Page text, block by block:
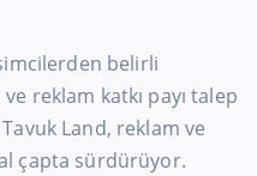
belirli
reklam katkı payı talep
Land, reklam ve
çapta sürdürüyor.